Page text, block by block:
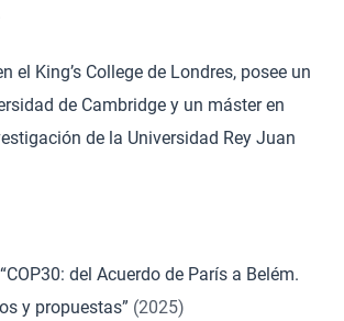
el King’s College de Londres, posee un
de Cambridge y un máster en
de la Universidad Rey Juan
del Acuerdo de París a Belém.
y propuestas” (2025)